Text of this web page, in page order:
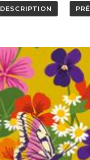
DESCRIPTION